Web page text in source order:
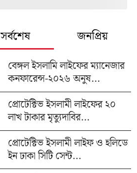
সর্বশেষ জনপ্রিয়
বেঙ্গল ইসলামি লাইফের ম্যানেজার
কনফারেন্স-২০২৬ অনুষ...
প্রোটেক্টিভ ইসলামী লাইফের ২০
লাখ টাকার মৃত্যুদাবির...
প্রোটেক্টিভ ইসলামী লাইফ ও হলিডে
ইন ঢাকা সিটি সেন্ট...